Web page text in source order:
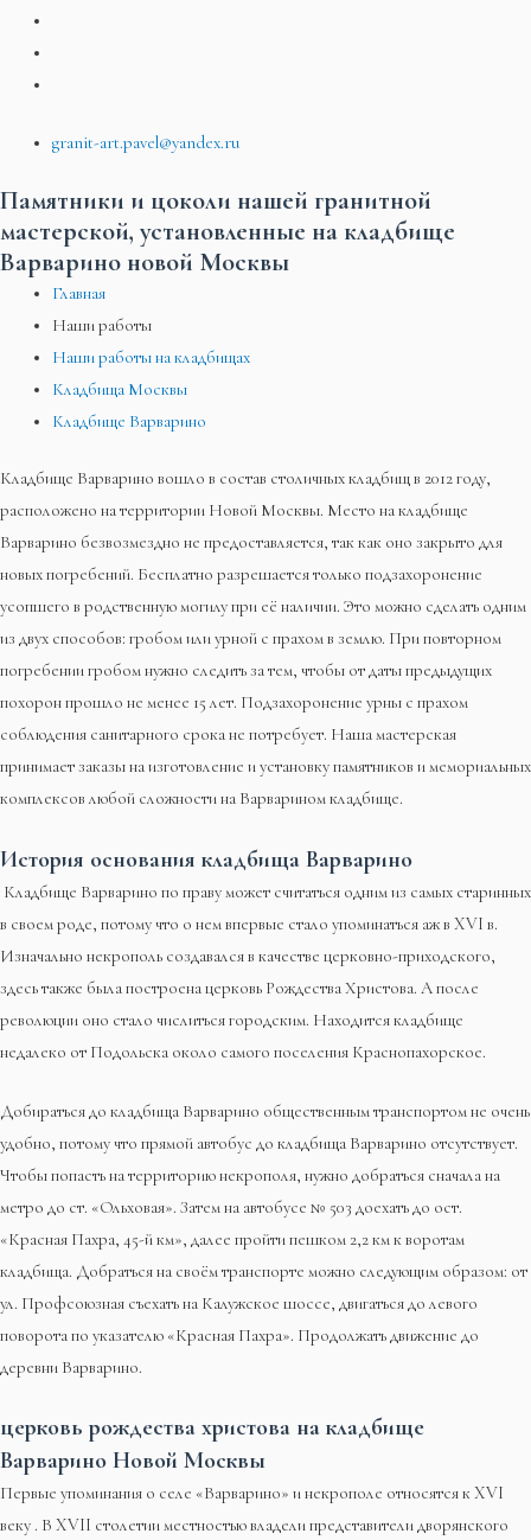
granit-art.pavel@yandex.ru
Памятники и цоколи нашей гранитной
мастерской, установленные на кладбище
Варварино новой Москвы
Главная
Наши работы
Наши работы на кладбищах
Кладбища Москвы
Кладбище Варварино
Кладбище Варварино вошло в состав столичных кладбищ в 2012 году,
расположено на территории Новой Москвы. Место на кладбище
Варварино безвозмездно не предоставляется, так как оно закрыто для
новых погребений. Бесплатно разрешается только подзахоронение
усопшего в родственную могилу при её наличии. Это можно сделать одним
из двух способов: гробом или урной с прахом в землю. При повторном
погребении гробом нужно следить за тем, чтобы от даты предыдущих
похорон прошло не менее 15 лет. Подзахоронение урны с прахом
соблюдения санитарного срока не потребует. Наша мастерская
принимает заказы на изготовление и установку памятников и мемориальных
комплексов любой сложности на Варварином кладбище.
История основания кладбища Варварино
Кладбище Варварино по праву может считаться одним из самых старинных
в своем роде, потому что о нем впервые стало упоминаться аж в XVI в.
Изначально некрополь создавался в качестве церковно-приходского,
здесь также была построена церковь Рождества Христова. А после
революции оно стало числиться городским. Находится кладбище
недалеко от Подольска около самого поселения Краснопахорское.
Добираться до кладбища Варварино общественным транспортом не очень
удобно, потому что прямой автобус до кладбища Варварино отсутствует.
Чтобы попасть на территорию некрополя, нужно добраться сначала на
метро до ст. «Ольховая». Затем на автобусе № 503 доехать до ост.
«Красная Пахра, 45-й км», далее пройти пешком 2,2 км к воротам
кладбища. Добраться на своём транспорте можно следующим образом: от
ул. Профсоюзная съехать на Калужское шоссе, двигаться до левого
поворота по указателю «Красная Пахра». Продолжать движение до
деревни Варварино.
церковь рождества христова на кладбище
Варварино Новой Москвы
Первые упоминания о селе «Варварино» и некрополе относятся к XVI
веку . В XVII столетии местностью владели представители дворянского